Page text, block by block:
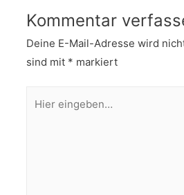
Kommentar
Deine E-Mail-Adresse wird
sind mit * markiert
eingeben…